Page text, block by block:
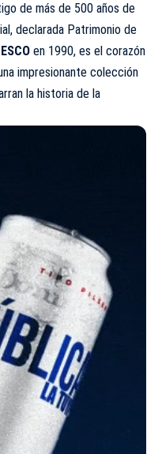
de más de 500 años de
declarada Patrimonio de
en 1990, es el corazón
impresionante colección
la historia de la